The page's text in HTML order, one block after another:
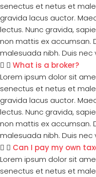
senectus et netus et
gravida lacus auctor.
lectus. Nunc gravida,
non mattis ex accumsan.
malesuada nibh. Duis
What is a broker?
Lorem ipsum dolor sit
senectus et netus et
gravida lacus auctor.
lectus. Nunc gravida,
non mattis ex accumsan.
malesuada nibh. Duis
Can I pay my own
Lorem ipsum dolor sit
senectus et netus et